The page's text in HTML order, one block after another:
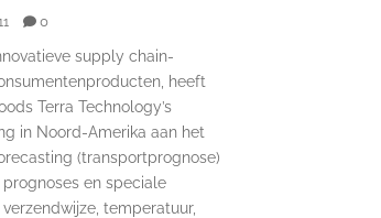
0
supply chain-
heeft
Terra Technology’s
in Noord-Amerika aan het
(transportprognose)
en speciale
temperatuur,